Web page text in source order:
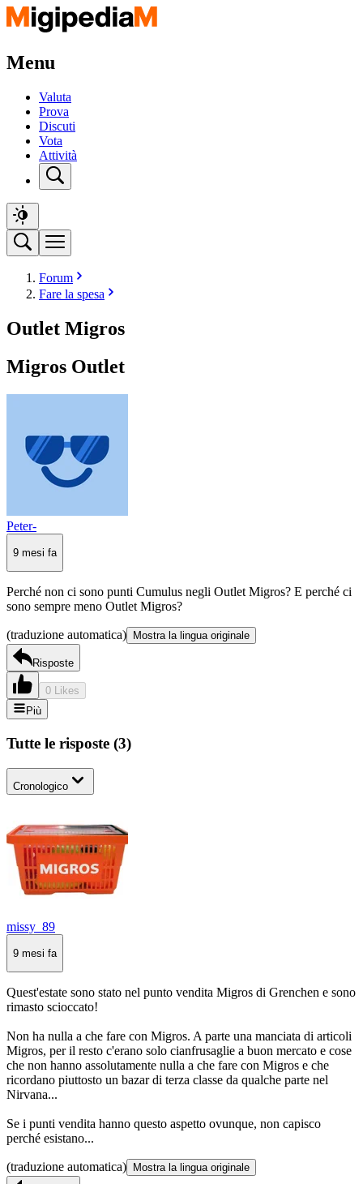
Menu
Valuta
Prova
Discuti
Vota
Attività
Forum
Fare la spesa
Outlet Migros
Migros Outlet
Peter-
9 mesi fa
Perché non ci sono punti Cumulus negli Outlet Migros? E perché ci
sono sempre meno Outlet Migros?
(traduzione automatica) Mostra la lingua originale
Risposte
0 Likes
Più
Tutte le risposte (3)
Cronologico
missy_89
9 mesi fa
Quest'estate sono stato nel punto vendita Migros di Grenchen e sono
rimasto scioccato!
Non ha nulla a che fare con Migros. A parte una manciata di articoli
Migros, per il resto c'erano solo cianfrusaglie a buon mercato e cose
che non hanno assolutamente nulla a che fare con Migros e che
ricordano piuttosto un bazar di terza classe da qualche parte nel
Nirvana...
Se i punti vendita hanno questo aspetto ovunque, non capisco
perché esistano...
(traduzione automatica) Mostra la lingua originale